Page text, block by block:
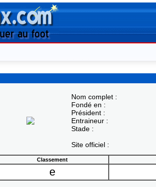
Nom complet :
Fondé en :
Président :
Entraineur :
Stade :
Site officiel :
Classement
e